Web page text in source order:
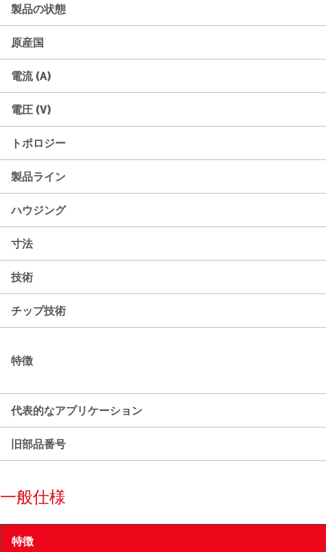
製品の状態
原産国
電流 (A)
電圧 (V)
トポロジー
製品ライン
ハウジング
寸法
技術
チップ技術
特徴
代表的なアプリケーション
旧部品番号
一般仕様
特徴